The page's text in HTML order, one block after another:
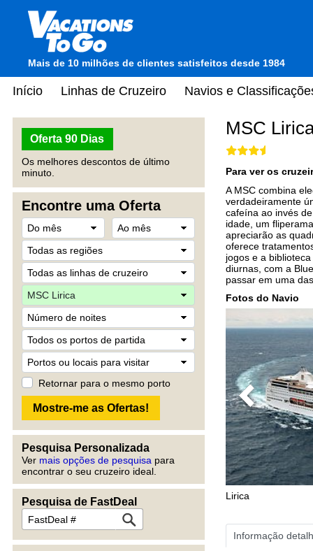
Mais de 10 milhões de clientes satisfeitos desde 1984
Início Linhas de Cruzeiro Navios e
Oferta 90 Dias
Os melhores descontos de último
minuto.
Encontre uma Oferta
Retornar para o mesmo porto
Pesquisa Personalizada
Ver mais opções de pesquisa para
encontrar o seu cruzeiro ideal.
Pesquisa de FastDeal
MSC
Para ver os
A MSC combina
verdadeiramente
cafeína ao invés
idade, um
apreciarão as
oferece
jogos e a
diurnas, com a
passar em uma
Fotos do Navio
Previous
Lirica
Informação